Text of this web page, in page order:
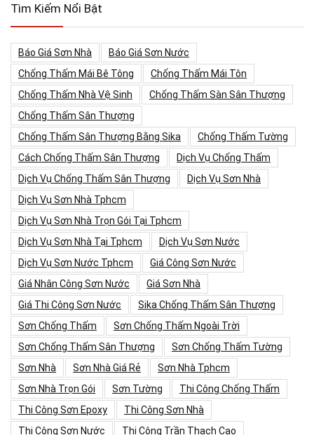
Tìm Kiếm Nổi Bật
Báo Giá Sơn Nhà
Báo Giá Sơn Nước
Chống Thấm Mái Bê Tông
Chống Thấm Mái Tôn
Chống Thấm Nhà Vệ Sinh
Chống Thấm Sàn Sân Thượng
Chống Thấm Sân Thượng
Chống Thấm Sân Thượng Bằng Sika
Chống Thấm Tường
Cách Chống Thấm Sân Thượng
Dịch Vụ Chống Thấm
Dịch Vụ Chống Thấm Sân Thượng
Dịch Vụ Sơn Nhà
Dịch Vụ Sơn Nhà Tphcm
Dịch Vụ Sơn Nhà Trọn Gói Tại Tphcm
Dịch Vụ Sơn Nhà Tại Tphcm
Dịch Vụ Sơn Nước
Dịch Vụ Sơn Nước Tphcm
Giá Công Sơn Nước
Giá Nhân Công Sơn Nước
Giá Sơn Nhà
Giá Thi Công Sơn Nước
Sika Chống Thấm Sân Thượng
Sơn Chống Thấm
Sơn Chống Thấm Ngoài Trời
Sơn Chống Thấm Sân Thượng
Sơn Chống Thấm Tường
Sơn Nhà
Sơn Nhà Giá Rẻ
Sơn Nhà Tphcm
Sơn Nhà Trọn Gói
Sơn Tường
Thi Công Chống Thấm
Thi Công Sơn Epoxy
Thi Công Sơn Nhà
Thi Công Sơn Nước
Thi Công Trần Thạch Cao